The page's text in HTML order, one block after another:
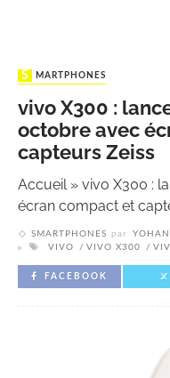
SMARTPHONES
vivo X300 :
octobre avec
capteurs Zeiss
Accueil» vivo X300 :
écran compact et
SMARTPHONES par
VIVO
VIVO X300
FACEBOOK